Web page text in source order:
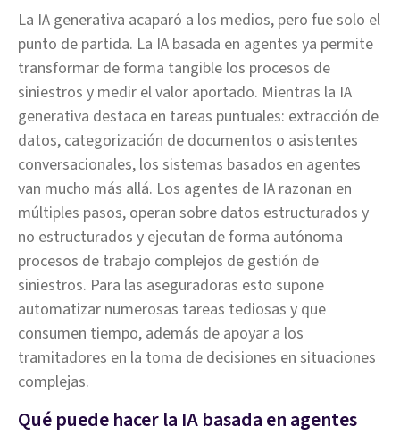
La IA generativa acaparó a los medios, pero fue solo el
punto de partida. La IA basada en agentes ya permite
transformar de forma tangible los procesos de
siniestros y medir el valor aportado. Mientras la IA
generativa destaca en tareas puntuales: extracción de
datos, categorización de documentos o asistentes
conversacionales, los sistemas basados en agentes
van mucho más allá. Los agentes de IA razonan en
múltiples pasos, operan sobre datos estructurados y
no estructurados y ejecutan de forma autónoma
procesos de trabajo complejos de gestión de
siniestros. Para las aseguradoras esto supone
automatizar numerosas tareas tediosas y que
consumen tiempo, además de apoyar a los
tramitadores en la toma de decisiones en situaciones
complejas.
Qué puede hacer la IA basada en agentes